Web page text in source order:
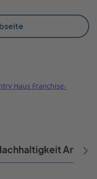
Haus Franchise-
Artikel